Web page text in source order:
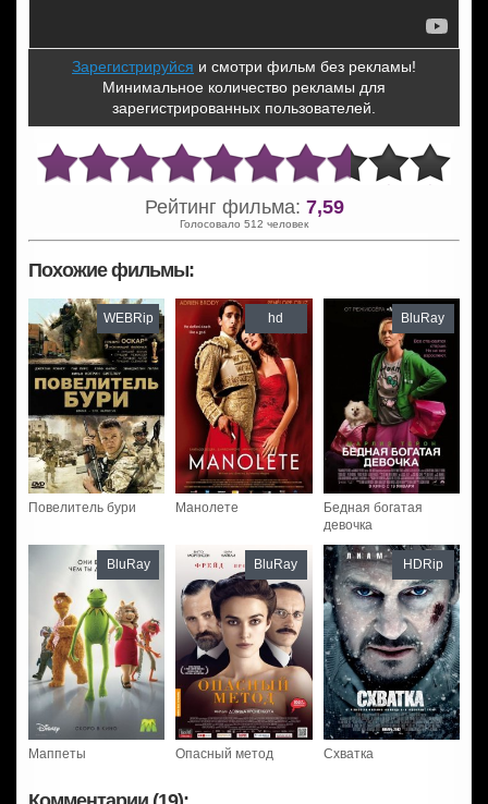
Зарегистрируйся и смотри фильм без рекламы!
Минимальное количество рекламы для
зарегистрированных пользователей.
Рейтинг фильма: 7,59
Голосовало 512 человек
Похожие фильмы:
Повелитель бури
WEBRip
Манолете
hd
Бедная богатая
девочка
BluRay
Маппеты
BluRay
Опасный метод
BluRay
Схватка
HDRip